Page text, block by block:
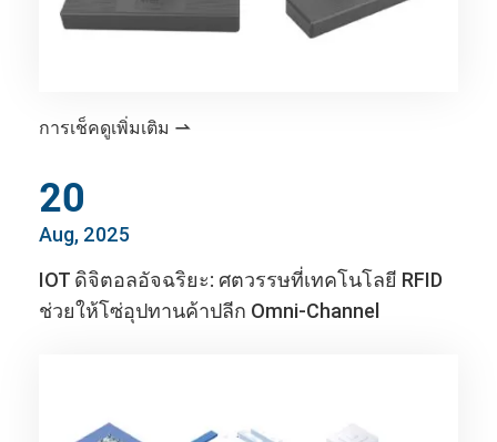
การเช็คดูเพิ่มเติม 
20
Aug, 2025
IOT ดิจิตอลอัจฉริยะ: ศตวรรษที่เทคโนโลยี RFID
ช่วยให้โซ่อุปทานค้าปลีก Omni-Channel